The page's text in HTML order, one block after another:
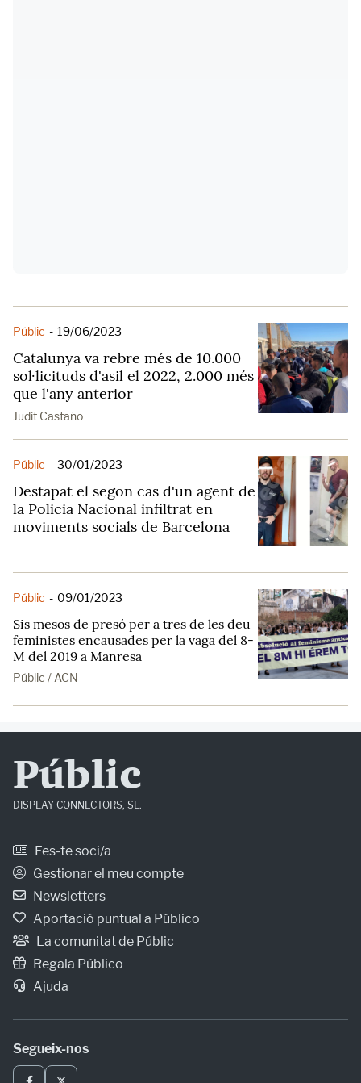
Públic - 19/06/2023
Catalunya va rebre més de 10.000
sol·licituds d'asil el 2022, 2.000 més
que l'any anterior
Judit Castaño
Públic - 30/01/2023
Destapat el segon cas d'un agent de
la Policia Nacional infiltrat en
moviments socials de Barcelona
Públic - 09/01/2023
Sis mesos de presó per a tres de les deu
feministes encausades per la vaga del 8-
M del 2019 a Manresa
Públic / ACN
Públic
DISPLAY CONNECTORS, SL.
Fes-te soci/a
Gestionar el meu compte
Newsletters
Aportació puntual a Público
La comunitat de Públic
Regala Público
Ajuda
Segueix-nos